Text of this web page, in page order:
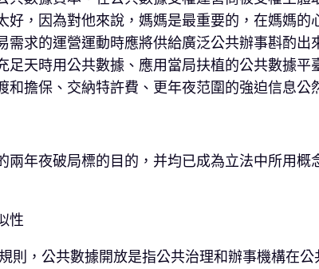
，因為對他來說，媽媽是最重要的，在媽媽
求的運營運動時應將供給廣泛公共辦事斟酌
足天時用公共數據、應用當局扶植的公共數據
擔保、交納特許費、更年夜范圍的強迫信息公
年夜破局標的目的，并均已成為立法中所用
性
則，公共數據開放是指公共治理和辦事機構在